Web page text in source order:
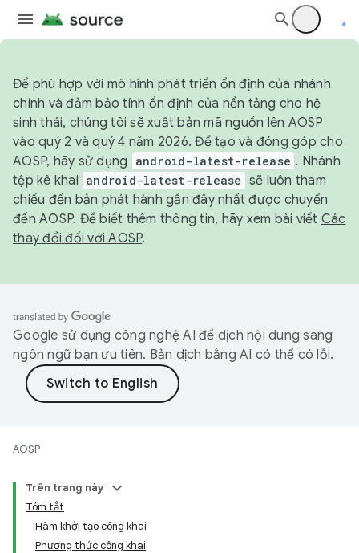
Để phù hợp với mô hình phát triển ổn định của nhánh
chính và đảm bảo tính ổn định của nền tảng cho hệ
sinh thái, chúng tôi sẽ xuất bản mã nguồn lên AOSP
vào quý 2 và quý 4 năm 2026. Để tạo và đóng góp cho
AOSP, hãy sử dụng
android-latest-release . Nhánh
tệp kê khai android-latest-release sẽ luôn tham
chiếu đến bản phát hành gần đây nhất được chuyển
đến AOSP. Để biết thêm thông tin, hãy xem bài viết Các
thay đổi đối với AOSP.
Google sử dụng công nghệ AI để dịch nội dung sang
ngôn ngữ bạn ưu tiên. Bản dịch bằng AI có thể có lỗi.
AOSP
Trên trang này
Tóm tắt
Hàm khởi tạo công khai
Phương thức công khai